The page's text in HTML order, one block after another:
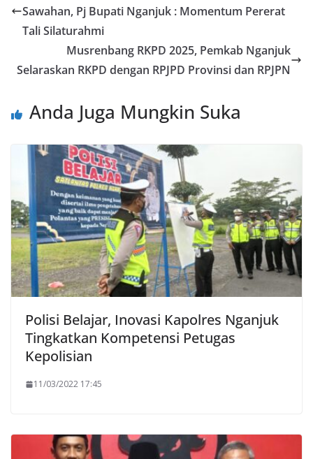
Sawahan, Pj Bupati Nganjuk : Momentum Pererat
Tali Silaturahmi
Musrenbang RKPD 2025, Pemkab Nganjuk
Selaraskan RKPD dengan RPJPD Provinsi dan RPJPN
Anda Juga Mungkin Suka
Polisi Belajar, Inovasi Kapolres Nganjuk
Tingkatkan Kompetensi Petugas
Kepolisian
11/03/2022 17:45